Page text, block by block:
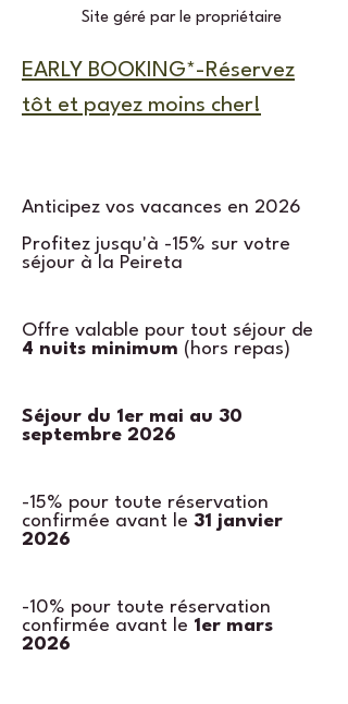
Site géré par le propriétaire
EARLY BOOKING*-Réservez
tôt et payez moins cher!
Anticipez vos vacances en 2026
Profitez jusqu'à -15% sur votre
séjour à la Peireta
Offre valable pour tout séjour de
4 nuits minimum (hors repas)
Séjour du 1er mai au 30
septembre 2026
-15% pour toute réservation
confirmée avant le 31 janvier
2026
-10% pour toute réservation
confirmée avant le 1er mars
2026